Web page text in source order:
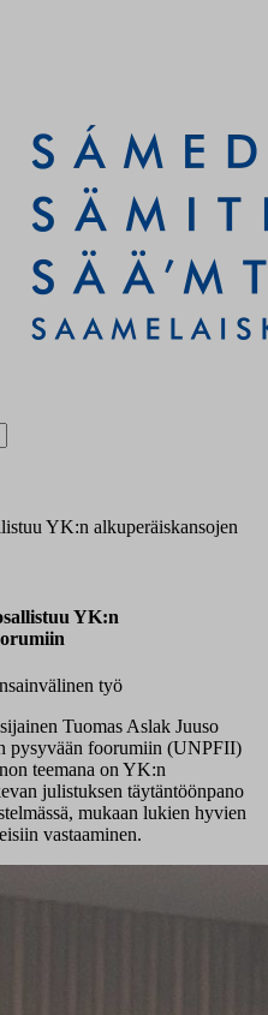
YK:n alkuperäiskansojen
YK:n
työ
Tuomas Aslak Juuso
pysyvään foorumiin (UNPFII)
teemana on YK:n
julistuksen täytäntöönpano
mukaan lukien hyvien
vastaaminen.